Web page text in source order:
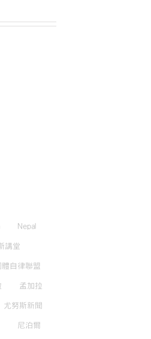
Nepal
講堂
體自律聯盟
孟加拉
尤努斯新聞
尼泊爾